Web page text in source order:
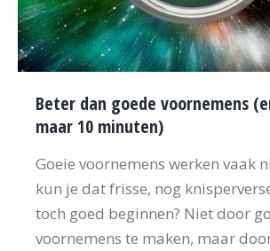
Beter dan goede voornemens
maar 10 minuten)
Goeie voornemens werken vaak
kun je dat frisse, nog
toch goed beginnen? Niet door
voornemens te maken, maar